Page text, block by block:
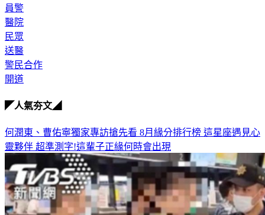
員警
醫院
民眾
送醫
警民合作
開道
◤人氣夯文◢
何潤東、曹佑寧獨家專訪搶先看 8月緣分排行榜 這星座遇見心
靈夥伴 超準測字!這輩子正緣何時會出現